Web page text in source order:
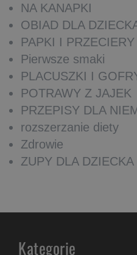
NA KANAPKI
OBIAD DLA
PAPKI I PRZECIERY
Pierwsze smaki
PLACUSZKI I
POTRAWY Z JAJEK
PRZEPISY DLA
rozszerzanie diety
Zdrowie
ZUPY DLA DZIECKA
Kategorie